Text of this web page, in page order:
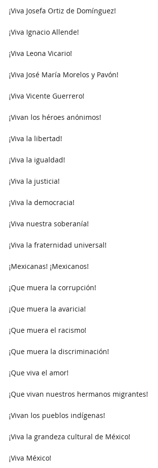
¡Viva Josefa Ortiz de Domínguez!
¡Viva Ignacio Allende!
¡Viva Leona Vicario!
¡Viva José María Morelos y Pavón!
¡Viva Vicente Guerrero!
¡Vivan los héroes anónimos!
¡Viva la libertad!
¡Viva la igualdad!
¡Viva la justicia!
¡Viva la democracia!
¡Viva nuestra soberanía!
¡Viva la fraternidad universal!
¡Mexicanas! ¡Mexicanos!
¡Que muera la corrupción!
¡Que muera la avaricia!
¡Que muera el racismo!
¡Que muera la discriminación!
¡Que viva el amor!
¡Que vivan nuestros hermanos migrantes!
¡Vivan los pueblos indígenas!
¡Viva la grandeza cultural de México!
¡Viva México!